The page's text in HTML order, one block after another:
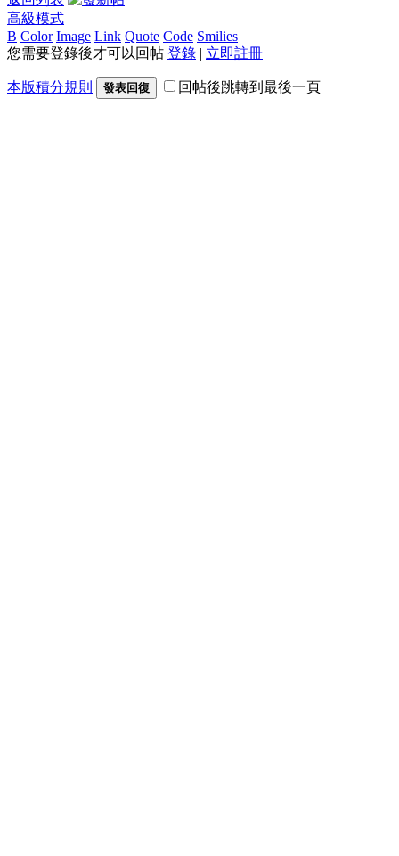
高級模式
B Color Image Link Quote Code Smilies
您需要登錄後才可以回帖 登錄 | 立即註冊
本版積分規則 發表回復 回帖後跳轉到最後一頁